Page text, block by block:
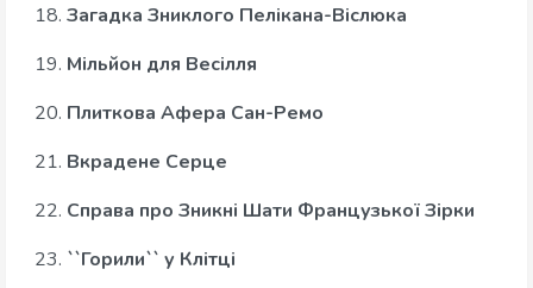
18. Загадка Зниклого Пелікана-Віслюка
19. Мільйон для Весілля
20. Плиткова Афера Сан-Ремо
21. Вкрадене Серце
22. Справа про Зникні Шати Французької Зірки
23. ``Горили`` у Клітці